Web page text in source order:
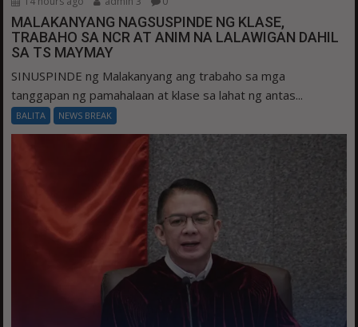
MALAKANYANG NAGSUSPINDE NG KLASE,
TRABAHO SA NCR AT ANIM NA LALAWIGAN DAHIL
SA TS MAYMAY
SINUSPINDE ng Malakanyang ang trabaho sa mga
tanggapan ng pamahalaan at klase sa lahat ng antas...
BALITA NEWS BREAK